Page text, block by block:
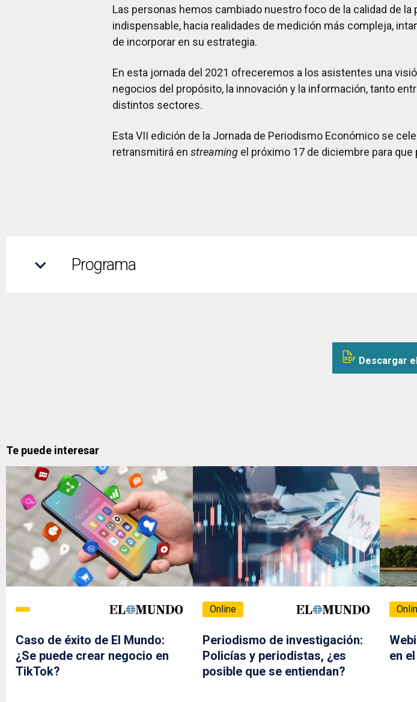
Las personas hemos cambiado nuestro foco de la calidad de
indispensable, hacia realidades de medición más compleja,
de incorporar en su estrategia.
En esta jornada del 2021 ofreceremos a los asistentes una
negocios del propósito, la innovación y la información, tanto
distintos sectores.
Esta VII edición de la Jornada de Periodismo Económico se
retransmitirá en streaming el próximo 17 de diciembre para
Programa
Descargar
Te puede interesar
Caso de éxito de El Mundo:
¿Se puede crear negocio en
TikTok?
Online
Periodismo de investigación:
Policías y periodistas, ¿es
posible que se entiendan?
en